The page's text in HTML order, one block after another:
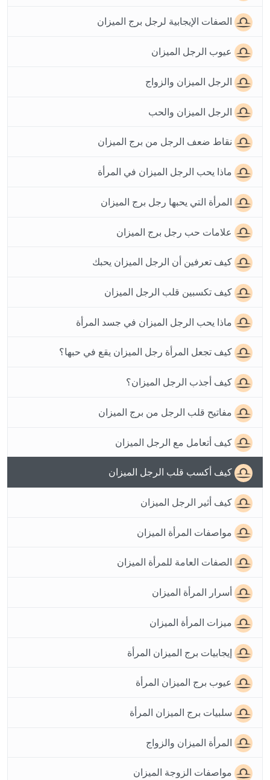
الصفات الإيجابية لرجل برج الميزان
عيوب الرجل الميزان
الرجل الميزان والزواج
الرجل الميزان والحب
نقاط ضعف الرجل من برج الميزان
ماذا يحب الرجل الميزان في المرأة
المرأة التي يحبها رجل برج الميزان
علامات حب رجل برج الميزان
كيف تعرفين أن الرجل الميزان يحبك
كيف تكسبين قلب الرجل الميزان
ماذا يحب الرجل الميزان في جسد المرأة
كيف تجعل المرأة رجل الميزان يقع في حبها؟
كيف أجذب الرجل الميزان؟
مفاتيح قلب الرجل من برج الميزان
كيف أتعامل مع الرجل الميزان
كيف أكسب قلب الرجل الميزان
كيف أثير الرجل الميزان
مواصفات المرأة الميزان
الصفات العامة للمرأة الميزان
أسرار المرأة الميزان
ميزات المرأة الميزان
إيجابيات برج الميزان المرأة
عيوب برج الميزان المرأة
سلبيات برج الميزان المرأة
المرأة الميزان والزواج
مواصفات الزوجة الميزان